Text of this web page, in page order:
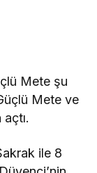
Mete şu
Mete ve
ile 8